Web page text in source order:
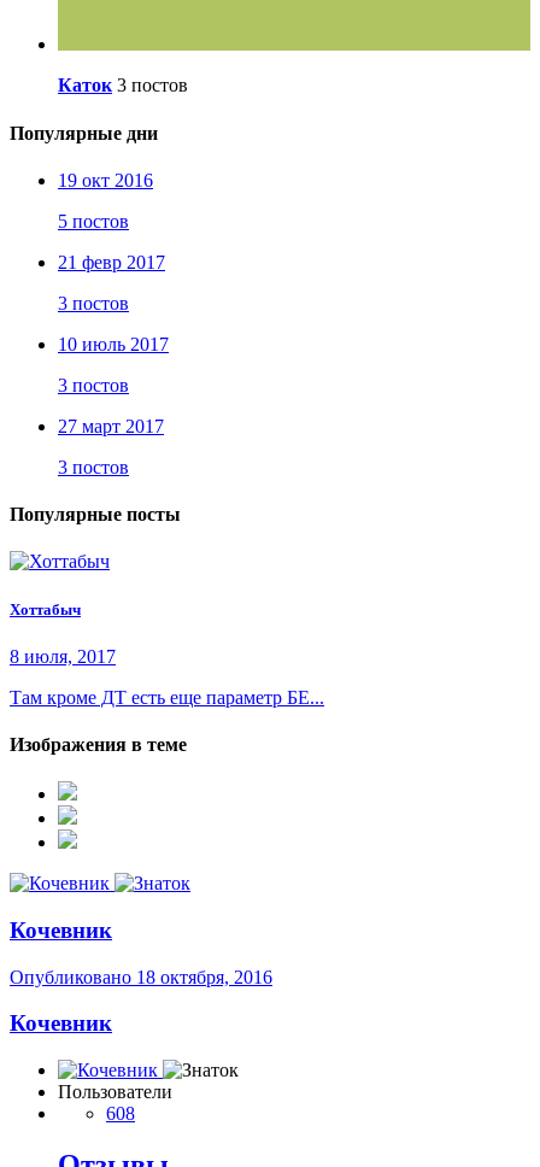
Каток 3 постов
Популярные дни
19 окт 2016
5 постов
21 февр 2017
3 постов
10 июль 2017
3 постов
27 март 2017
3 постов
Популярные посты
Хоттабыч
8 июля, 2017
Там кроме ДТ есть еще параметр БЕ...
Изображения в теме
Кочевник
Опубликовано 18 октября, 2016
Кочевник
Пользователи
608